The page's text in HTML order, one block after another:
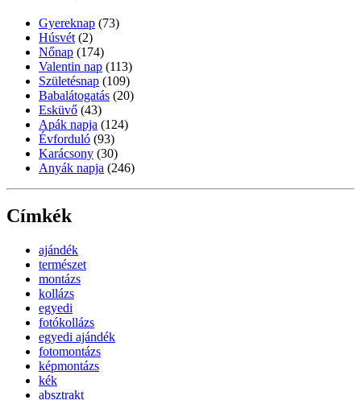
Gyereknap (73)
Húsvét (2)
Nőnap (174)
Valentin nap (113)
Születésnap (109)
Babalátogatás (20)
Esküvő (43)
Apák napja (124)
Évforduló (93)
Karácsony (30)
Anyák napja (246)
Címkék
ajándék
természet
montázs
kollázs
egyedi
fotókollázs
egyedi ajándék
fotomontázs
képmontázs
kék
absztrakt